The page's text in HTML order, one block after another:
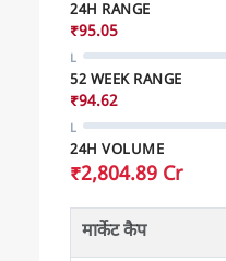
24H RANGE
₹95.05
L
52 WEEK RANGE
₹94.62
L
24H VOLUME
₹2,804.89 Cr
मार्केट कैप